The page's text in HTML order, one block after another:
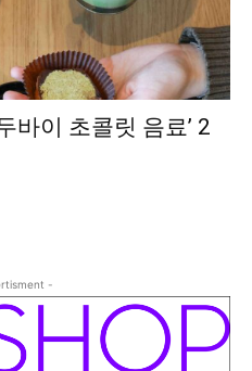
바이 초콜릿 음료’ 2
-